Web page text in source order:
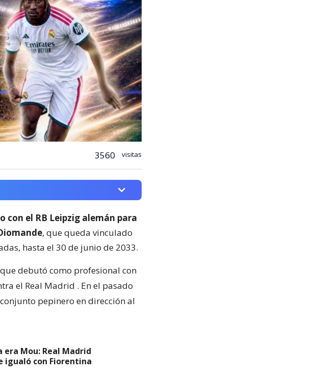
3560 visitas
con el RB Leipzig alemán para
, que queda vinculado
hasta el 30 de junio de 2033.
debutó como profesional con
el Real Madrid . En el pasado
pepinero en dirección al
Mou: Real Madrid
igualó con Fiorentina